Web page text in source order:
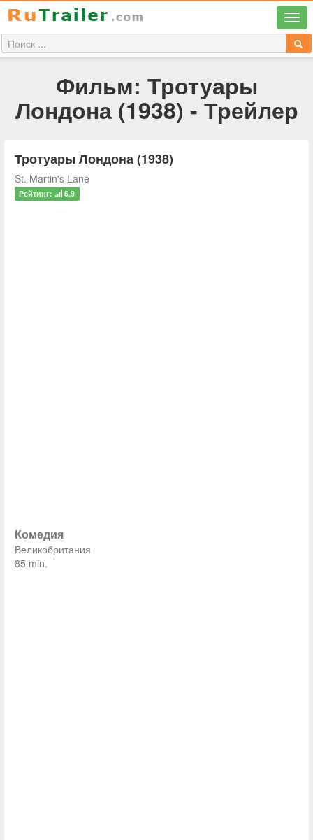
Фильм: Тротуары
Лондона (1938) - Трейлер
Тротуары Лондона (1938)
St. Martin's Lane
Рейтинг: 6.9
Комедия
Великобритания
85 min.